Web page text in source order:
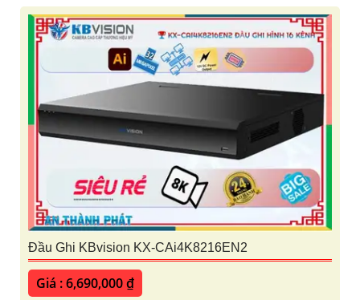
Đầu Ghi KBvision KX-CAi4K8216EN2
Giá : 6,690,000 ₫